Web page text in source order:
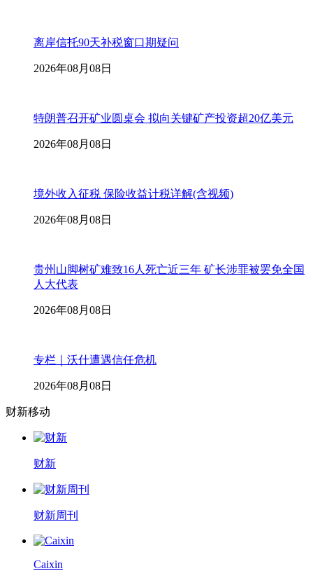
离岸信托90天补税窗口期疑问
2026年08月08日
特朗普召开矿业圆桌会 拟向关键矿产投资超20亿美元
2026年08月08日
境外收入征税 保险收益计税详解(含视频)
2026年08月08日
贵州山脚树矿难致16人死亡近三年 矿长涉罪被罢免全国
人大代表
2026年08月08日
专栏｜沃什遭遇信任危机
2026年08月08日
财新移动
财新
财新周刊
Caixin